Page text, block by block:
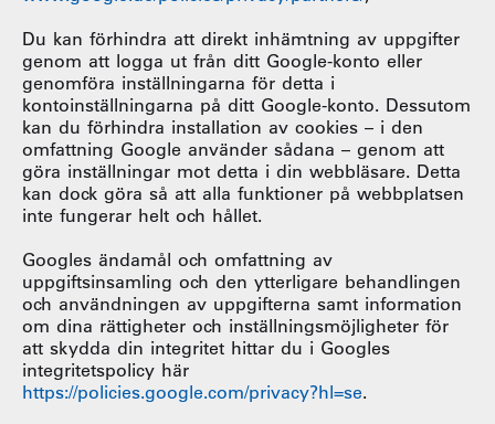
Du kan förhindra att direkt inhämtning av uppgifter
genom att logga ut från ditt Google-konto eller
genomföra inställningarna för detta i
kontoinställningarna på ditt Google-konto. Dessutom
kan du förhindra installation av cookies – i den
omfattning Google använder sådana – genom att
göra inställningar mot detta i din webbläsare. Detta
kan dock göra så att alla funktioner på webbplatsen
inte fungerar helt och hållet.
Googles ändamål och omfattning av
uppgiftsinsamling och den ytterligare behandlingen
och användningen av uppgifterna samt information
om dina rättigheter och inställningsmöjligheter för
att skydda din integritet hittar du i Googles
integritetspolicy här
https://policies.google.com/privacy?hl=se.